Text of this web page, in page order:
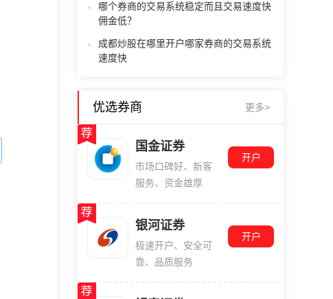
哪个券商的交易系统稳定而且交易速度快
佣金低？
成都炒股在哪里开户哪家券商的交易系统
速度快
优选券商 更多>
国金证券
市场口碑好、新客
服务、资金雄厚
开户
银河证券
极速开户、安全可
靠、品质服务
开户